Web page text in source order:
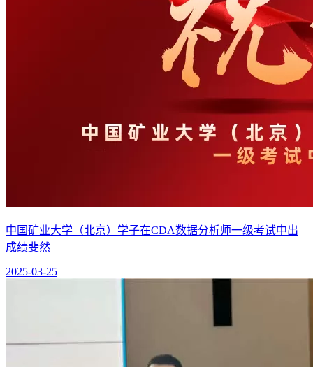
中国矿业大学（北京）学子在CDA数据分析师一级考试中出
成绩斐然
2025-03-25